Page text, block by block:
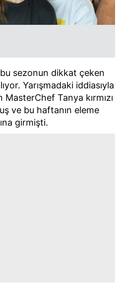
sezonun dikkat çeken
Yarışmadaki iddiasıyla
MasterChef Tanya kırmızı
ve bu haftanın eleme
girmişti.